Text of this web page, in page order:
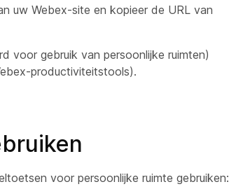
uw Webex-site en kopieer de URL van
voor gebruik van persoonlijke ruimten)
productiviteitstools).
voor persoonlijke ruimte gebruiken: